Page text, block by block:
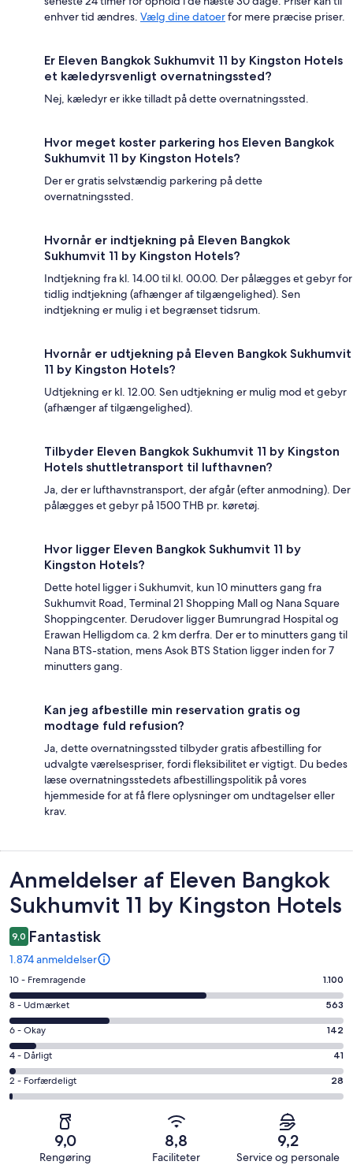
enhver tid ændres. Vælg dine datoerfor mere præcise priser.
Er Eleven Bangkok Sukhumvit 11 by Kingston Hotels
et kæledyrsvenligt overnatningssted?
Nej, kæledyr er ikke tilladt på dette overnatningssted.
Hvor meget koster parkering hos Eleven Bangkok
Sukhumvit 11 by Kingston Hotels?
Der er gratis selvstændig parkering på dette
overnatningssted.
Hvornår er indtjekning på Eleven Bangkok
Sukhumvit 11 by Kingston Hotels?
Indtjekning fra kl. 14.00 til kl. 00.00. Der pålægges et gebyr for
tidlig indtjekning (afhænger af tilgængelighed). Sen
indtjekning er mulig i et begrænset tidsrum.
Hvornår er udtjekning på Eleven Bangkok Sukhumvit
11 by Kingston Hotels?
Udtjekning er kl. 12.00. Sen udtjekning er mulig mod et gebyr
(afhænger af tilgængelighed).
Tilbyder Eleven Bangkok Sukhumvit 11 by Kingston
Hotels shuttletransport til lufthavnen?
Ja, der er lufthavnstransport, der afgår (efter anmodning). Der
pålægges et gebyr på 1500 THB pr. køretøj.
Hvor ligger Eleven Bangkok Sukhumvit 11 by
Kingston Hotels?
Dette hotel ligger i Sukhumvit, kun 10 minutters gang fra
Sukhumvit Road, Terminal 21 Shopping Mall og Nana Square
Shoppingcenter. Derudover ligger Bumrungrad Hospital og
Erawan Helligdom ca. 2 km derfra. Der er to minutters gang til
Nana BTS-station, mens Asok BTS Station ligger inden for 7
minutters gang.
Kan jeg afbestille min reservation gratis og
modtage fuld refusion?
Ja, dette overnatningssted tilbyder gratis afbestilling for
udvalgte værelsespriser, fordi fleksibilitet er vigtigt. Du bedes
læse overnatningsstedets afbestillingspolitik på vores
hjemmeside for at få flere oplysninger om undtagelser eller
krav.
Anmeldelser
Anmeldelser af Eleven Bangkok
Sukhumvit 11 by Kingston Hotels
9,0 Fantastisk
1.874 anmeldelser
Bedømmelse
på
10
−
Fremragende.
1100
af
i
anmeldelser
10 - Fremragende 1.100
Bedømmelse
på
8
−
Udmærket.
563
af
8 - Udmærket 563
Bedømmelse
på
6
−
Okay.
6 - Okay 142
Bedømmelse
på
4
4 - Dårligt 41
Bedømmelse
på
Forfærdeligt.
2 - Forfærdeligt 28
9,0
Rengøring
8,8
Faciliteter
9,2
Service og personale